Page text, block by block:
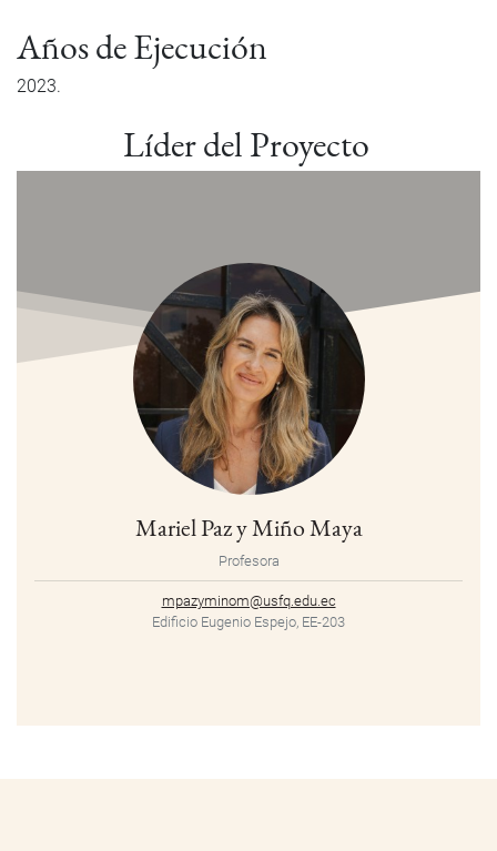
Años de Ejecución
2023
Líder del Proyecto
Mariel Paz y Miño Maya
Profesora
mpazyminom@usfq.edu.ec
Edificio Eugenio Espejo, EE-203